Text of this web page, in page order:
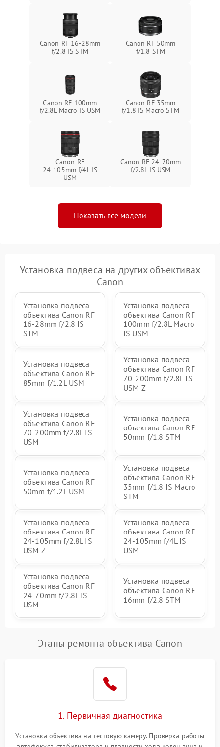
Canon RF 16‑28mm
f/2.8 IS STM
Canon RF 50mm
f/1.8 STM
Canon RF 100mm
f/2.8L Macro IS USM
Canon RF 35mm
f/1.8 IS Macro STM
Canon RF
24‑105mm f/4L IS
USM
Canon RF 24‑70mm
f/2.8L IS USM
Показать все модели
Установка подвеса на других объективах
Canon
Установка подвеса
объектива Canon RF
16‑28mm f/2.8 IS
STM
Установка подвеса
объектива Canon RF
100mm f/2.8L Macro
IS USM
Установка подвеса
объектива Canon RF
85mm f/1.2L USM
Установка подвеса
объектива Canon RF
70‑200mm f/2.8L IS
USM Z
Установка подвеса
объектива Canon RF
70‑200mm f/2.8L IS
USM
Установка подвеса
объектива Canon RF
50mm f/1.8 STM
Установка подвеса
объектива Canon RF
50mm f/1.2L USM
Установка подвеса
объектива Canon RF
35mm f/1.8 IS Macro
STM
Установка подвеса
объектива Canon RF
24‑105mm f/2.8L IS
USM Z
Установка подвеса
объектива Canon RF
24‑105mm f/4L IS
USM
Установка подвеса
объектива Canon RF
24‑70mm f/2.8L IS
USM
Установка подвеса
объектива Canon RF
16mm f/2.8 STM
Этапы ремонта объектива Canon
1. Первичная диагностика
Установка объектива на тестовую камеру. Проверка работы